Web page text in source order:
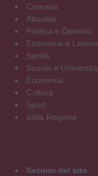
Cronaca
Attualità
Politica e Opinioni
Economia e Lavoro
Sanità
Scuola e Università
Economia
Cultura
Sport
dalla Regione
Sezioni del sito